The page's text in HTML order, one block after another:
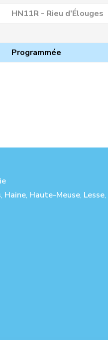
HN11R - Rieu d'Élouges
Programmée
, Haine, Haute-Meuse, Lesse,